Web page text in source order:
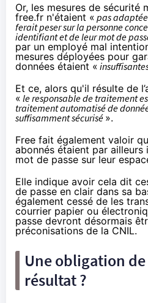
Or, les mesures de sécurité
free.fr n'étaient « pas
ferait peser sur la personne
identifiant et de leur mot de
par un employé mal
mesures déployées pour
données étaient «
Et ce, alors qu'il résulte de
« le responsable de traitement
traitement automatisé de
suffisamment sécurisé ».
Free fait également valoir
abonnés étaient par
mot de passe sur leur
Elle indique avoir cela dit
de passe en clair dans sa
également cessé de les
courrier papier ou
passe devront désormais
préconisations de la CNIL.
Une obligation
résultat ?